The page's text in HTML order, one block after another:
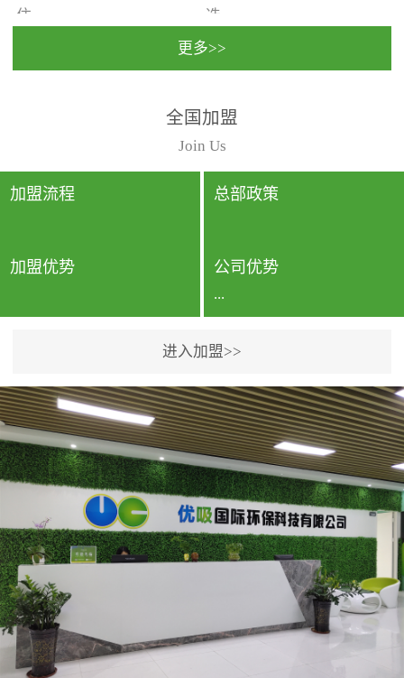
住...
动，人类长时间停留的室
内空间都有整体消毒的需
要。因为空间内人流携带
的、空气...
选...
行国家规定的标准检测方
法，空气采样量准确，检
测结果可靠，远胜于其他
检测...
更多>>
全国加盟
Join Us
加盟流程 总部政策
加盟优势 公司优势
...
专利保护优势、双甲资质
企业（“室内环境净化治理
甲级施工资质”“室内环境
污染治理资质等级证
书”）、拥有多名高级《环
境工程高级工程师》室内
空气治理资格认证的治理
人员、掌握室内空气净化
治理实用技术和五项专利
技术、八项计算机软件著
作权登记证书等。研发实
进入加盟>>